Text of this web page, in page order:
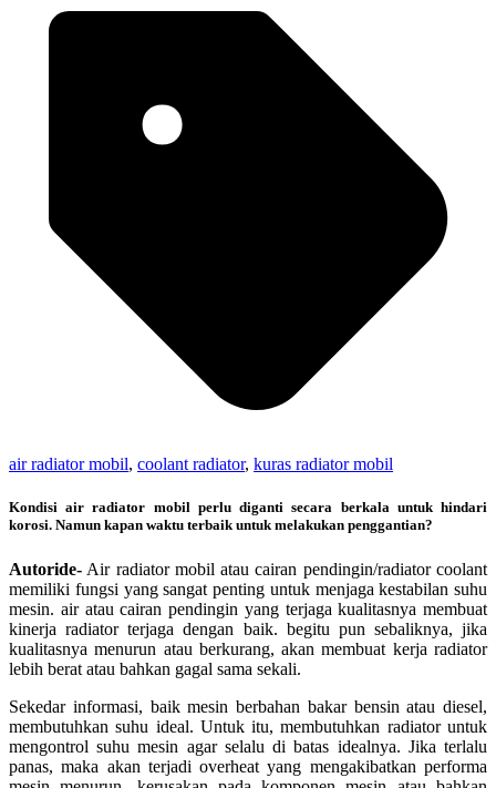
air radiator mobil, coolant radiator, kuras radiator mobil
Kondisi air radiator mobil perlu diganti secara berkala untuk hindari
korosi. Namun kapan waktu terbaik untuk melakukan penggantian?
Autoride- Air radiator mobil atau cairan pendingin/radiator coolant
memiliki fungsi yang sangat penting untuk menjaga kestabilan suhu
mesin. air atau cairan pendingin yang terjaga kualitasnya membuat
kinerja radiator terjaga dengan baik. begitu pun sebaliknya, jika
kualitasnya menurun atau berkurang, akan membuat kerja radiator
lebih berat atau bahkan gagal sama sekali.
Sekedar informasi, baik mesin berbahan bakar bensin atau diesel,
membutuhkan suhu ideal. Untuk itu, membutuhkan radiator untuk
mengontrol suhu mesin agar selalu di batas idealnya. Jika terlalu
panas, maka akan terjadi overheat yang mengakibatkan performa